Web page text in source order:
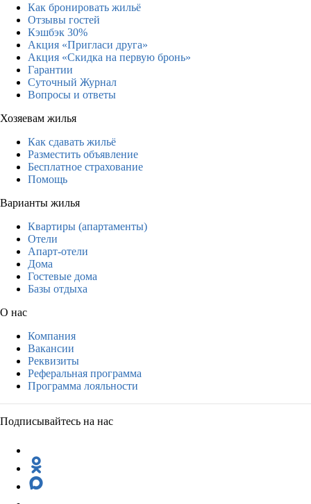
Как бронировать жильё
Отзывы гостей
Кэшбэк 30%
Акция «Пригласи друга»
Акция «Скидка на первую бронь»
Гарантии
Суточный Журнал
Вопросы и ответы
Хозяевам жилья
Как сдавать жильё
Разместить объявление
Бесплатное страхование
Помощь
Варианты жилья
Квартиры (апартаменты)
Отели
Апарт-отели
Дома
Гостевые дома
Базы отдыха
О нас
Компания
Вакансии
Реквизиты
Реферальная программа
Программа лояльности
Подписывайтесь на нас